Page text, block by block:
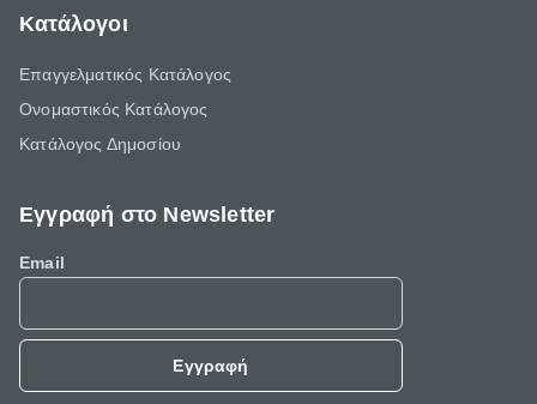
Κατάλογοι
Επαγγελματικός Κατάλογος
Ονομαστικός Κατάλογος
Κατάλογος Δημοσίου
Εγγραφή στο Newsletter
Email
Εγγραφή